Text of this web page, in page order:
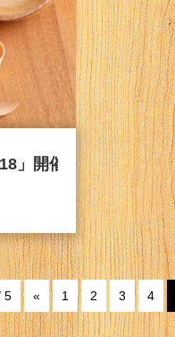
」開催のお知らせ
5 « 1 2 3 4